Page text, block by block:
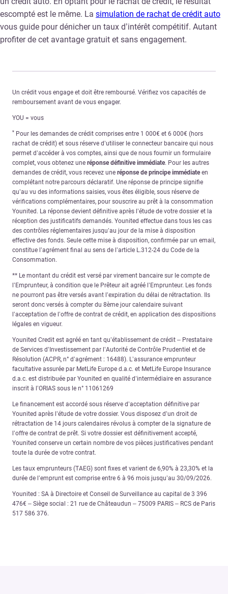
escompté est le même. La simulation de rachat de crédit auto
vous guide pour dénicher un taux d’intérêt compétitif. Autant
profiter de cet avantage gratuit et sans engagement.
Un crédit vous engage et doit être remboursé. Vérifiez vos capacités de
remboursement avant de vous engager.
YOU = vous
* Pour les demandes de crédit comprises entre 1 000€ et 6 000€ (hors
rachat de crédit) et sous réserve d’utiliser le connecteur bancaire qui nous
permet d’accéder à vos comptes, ainsi que de nous fournir un formulaire
complet, vous obtenez une réponse définitive immédiate. Pour les autres
demandes de crédit, vous recevez une réponse de principe immédiateen
complétant notre parcours déclaratif. Une réponse de principe signifie
qu’au vu des informations saisies, vous êtes éligible, sous réserve de
vérifications complémentaires, pour souscrire au prêt à la consommation
Younited. La réponse devient définitive après l’étude de votre dossier et la
réception des justificatifs demandés. Younited effectue dans tous les cas
des contrôles réglementaires jusqu’au jour de la mise à disposition
effective des fonds. Seule cette mise à disposition, confirmée par un email,
constitue l’agrément final au sens de l’article L.312-24 du Code de la
Consommation.
** Le montant du crédit est versé par virement bancaire sur le compte de
l’Emprunteur, à condition que le Prêteur ait agréé l’Emprunteur. Les fonds
ne pourront pas être versés avant l’expiration du délai de rétractation. Ils
seront donc versés à compter du 8ème jour calendaire suivant
l’acceptation de l’offre de contrat de crédit, en application des dispositions
légales en vigueur.
Younited Credit est agréé en tant qu’établissement de crédit – Prestataire
de Services d’Investissement par l’Autorité de Contrôle Prudentiel et de
Résolution (ACPR, n° d’agrément : 16488). L’assurance emprunteur
facultative assurée par MetLife Europe d.a.c. et MetLife Europe Insurance
d.a.c. est distribuée par Younited en qualité d’intermédiaire en assurance
inscrit à l’ORIAS sous le n° 11061269
Le financement est accordé sous réserve d’acceptation définitive par
Younited après l’étude de votre dossier. Vous disposez d’un droit de
rétractation de 14 jours calendaires révolus à compter de la signature de
l’offre de contrat de prêt. Si votre dossier est définitivement accepté,
Younited conserve un certain nombre de vos pièces justificatives pendant
toute la durée de votre contrat.
Les taux emprunteurs (TAEG) sont fixes et varient de 6,90% à 23,30% et la
durée de l’emprunt est comprise entre 6 à 96 mois jusqu’au 30/09/2026.
Younited : SA à Directoire et Conseil de Surveillance au capital de 3 396
476€ – Siège social : 21 rue de Châteaudun – 75009 PARIS – RCS de Paris
517 586 376.